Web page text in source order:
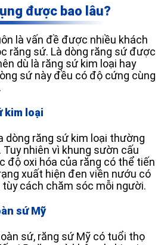
được bao lâu?
là vấn đề được nhiều khách
răng sứ. Là dòng răng sứ được
dù là răng sứ kim loại hay
sứ này đều có độ cứng cùng
kim loại
dòng răng sứ kim loại thường
nhiên vì khung sườn cấu
độ oxi hóa của răng có thể tiến
xuất hiện đen viền nướu có
cách chăm sóc mỗi người.
sứ Mỹ
sứ, răng sứ Mỹ có tuổi thọ